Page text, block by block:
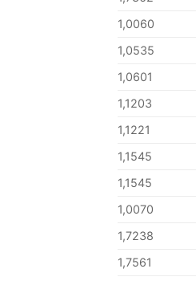
1,0060
1,0535
1,0601
1,1203
1,1221
1,1545
1,1545
1,0070
1,7238
1,7561